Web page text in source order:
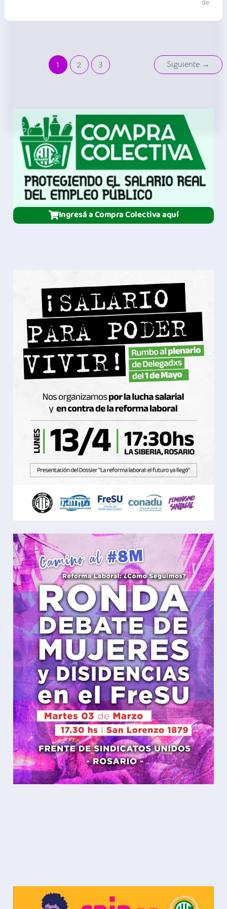
género
de
1 2 3 Siguiente →
Ingresá a Compra Colectiva aquí